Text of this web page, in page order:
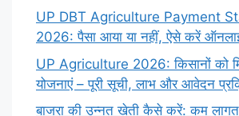
UP DBT Agriculture Payment
2026: पैसा आया या नहीं, ऐसे करें
UP Agriculture 2026: किसानों को
योजनाएं – पूरी सूची, लाभ और आवेदन
बाजरा की उन्नत खेती कैसे करें: कम लागत